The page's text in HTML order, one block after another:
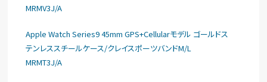
MRMV3J/A
Apple Watch Series9 45mm GPS+Cellularモデル ゴールドス
テンレススチールケース/クレイスポーツバンドM/L
MRMT3J/A